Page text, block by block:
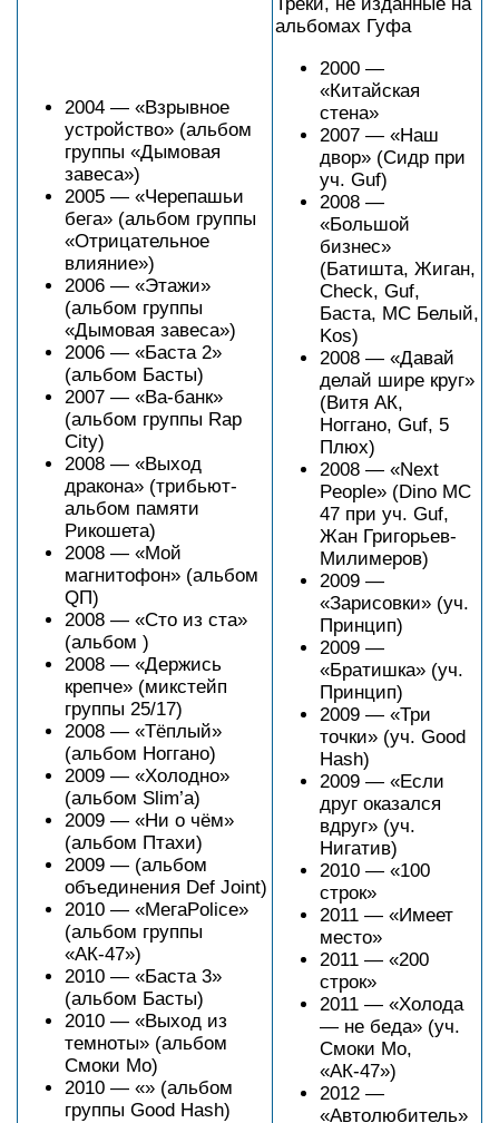
2004 — «Взрывное
устройство» (альбом
группы «Дымовая
завеса»)
2005 — «Черепашьи
бега» (альбом группы
«Отрицательное
влияние»)
2006 — «Этажи»
(альбом группы
«Дымовая завеса»)
2006 — «Баста 2»
(альбом Басты)
2007 — «Ва-банк»
(альбом группы Rap
City)
2008 — «Выход
дракона» (трибьют-
альбом памяти
Рикошета)
2008 — «Мой
магнитофон» (альбом
QП)
2008 — «Сто из ста»
(альбом )
2008 — «Держись
крепче» (микстейп
группы 25/17)
2008 — «Тёплый»
(альбом Ноггано)
2009 — «Холодно»
(альбом Slim’a)
2009 — «Ни о чём»
(альбом Птахи)
2009 — (альбом
объединения Def Joint)
2010 — «МегаPolice»
(альбом группы
«АК-47»)
2010 — «Баста 3»
(альбом Басты)
2010 — «Выход из
темноты» (альбом
Смоки Мо)
2010 — «» (альбом
группы Good Hash)
альбомах Гуфа
2000 —
«Китайская
стена»
2007 — «Наш
двор» (Сидр при
уч. Guf)
2008 —
«Большой
бизнес»
(Батишта, Жиган,
Check, Guf,
Баста, MC Белый,
Kos)
2008 — «Давай
делай шире круг»
(Витя АК,
Ноггано, Guf, 5
Плюх)
2008 — «Next
People» (Dino MC
47 при уч. Guf,
Жан Григорьев-
Милимеров)
2009 —
«Зарисовки» (уч.
Принцип)
2009 —
«Братишка» (уч.
Принцип)
2009 — «Три
точки» (уч. Good
Hash)
2009 — «Если
друг оказался
вдруг» (уч.
Нигатив)
2010 — «100
строк»
2011 — «Имеет
место»
2011 — «200
строк»
2011 — «Холода
— не беда» (уч.
Смоки Мо,
«АК-47»)
2012 —
«Автолюбитель»